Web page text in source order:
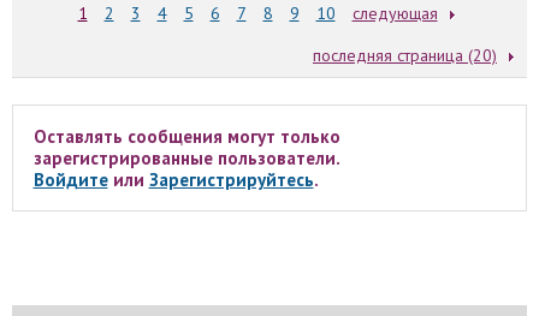
1 2 3 4 5 6 7 8 9 10
следующая
последняя страница (20)
Оставлять сообщения могут только
зарегистрированные пользователи.
Войдитеили Зарегистрируйтесь.